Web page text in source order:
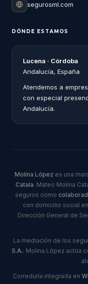
segurosml.com
DÓNDE ESTAMOS
Lucena · Córdoba
Andalucía, España
Atendemos a
con especial
Andalucía.
Molina López es una
Catala. Mateo Molina
seguros como
con domicilio social
Dirección General de
La mediación de los
S.A.. Molina López actúa
Correduría integrada en